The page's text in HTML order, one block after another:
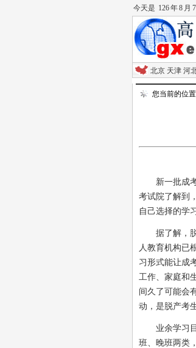
今天是 126 年 8 月
北京 天津 河
您当前的位置
新一批成考
考试院了解到
自己选择的学
据了解，脱
人教育机构已
习形式能让成
工作、家庭和
间久了可能会
动，是脱产考
业余学习目
班、晚班两类